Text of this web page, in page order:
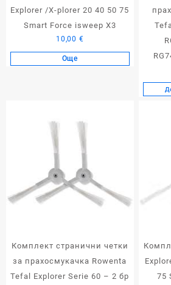
Explorer /X-plorer 20 40 50 75
Smart Force isweep X3
10,00 €
Още
Комплект странични четки
за прахосмукачка Rowenta
Tefal Explorer Serie 60 – 2 бр
75